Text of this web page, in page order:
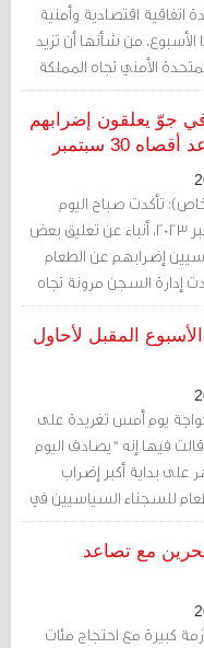
اتفاقية اقتصادية وأمنية
الأسبوع، من شأنها أن تزيد
الأمني تجاه المملكة
أمريكية.
في جوّ يعلقون إضرابهم
سبتمبر
تأكدت صباح اليوم
الثلاثاء 12 سبتمبر 2023، أنباء عن تعليق بعض
إضرابهم عن الطعام
إدارة السجن مرونة تجاه
وفق ما ذكرته مصادر حقوقية.
المقبل لأحاول
يوم أمس تغريدة على
فيها إنه "يصادف اليوم
بداية أكبر إضراب
للسجناء السياسيين في
الخواجة عن سفرها "إلى
لأحاول إنقاذ حياة
مع تصاعد
كبيرة مع احتجاج مئات